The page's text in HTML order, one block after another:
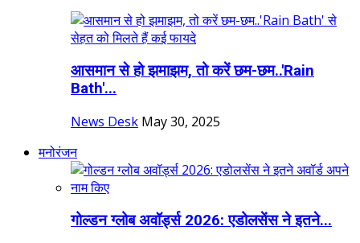
आसमान से हो झमाझम, तो करें छम-छम..'Rain
Bath'...
News Desk May 30, 2025
मनोरंजन
गोल्डन ग्लोब अवॉर्ड्स 2026: एडोलसेंस ने इतने...